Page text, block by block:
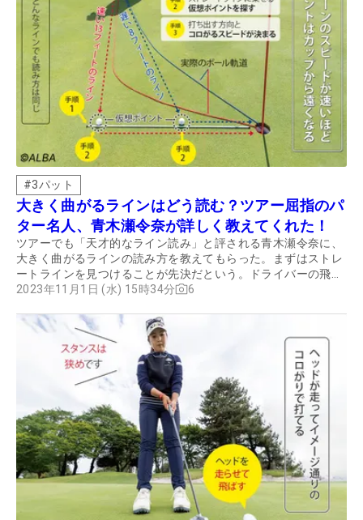
#3パット
大きく曲がるラインはどう読む？ツアー屈指のパ
ター名人、青木瀬令奈が詳しく教えてくれた！
ツアーでも「天才的なライン読み」と評される青木瀬令奈に、
大きく曲がるラインの読み方を教えてもらった。まずはストレ
ートラインを見つけることが先決だという。ドライバーの飛距
離は220ヤード前後、ツアーでも飛ばない青木が勝てる理由は
2023年11月1日 (水) 15時34分 6